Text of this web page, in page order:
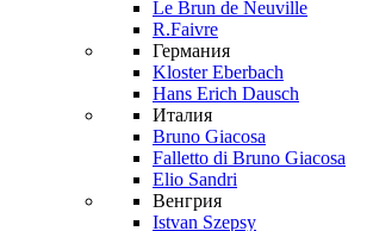
Le Brun de Neuville
R.Faivre
Германия
Kloster Eberbach
Hans Erich Dausch
Италия
Bruno Giacosa
Falletto di Bruno Giacosa
Elio Sandri
Венгрия
Istvan Szepsy